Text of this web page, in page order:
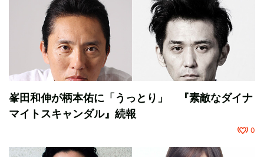
峯田和伸が柄本佑に「うっとり」 『素敵なダイナ
マイトスキャンダル』続報
0